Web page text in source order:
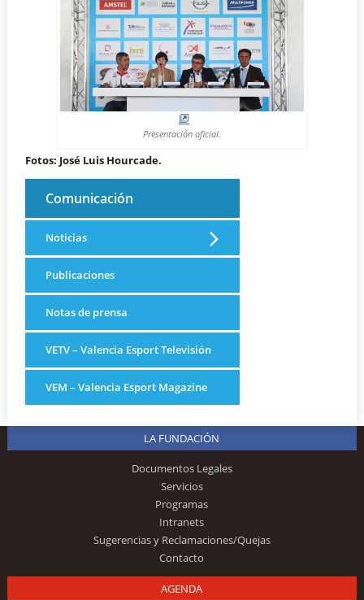
Presentación oficial.
Fotos: José Luis Hourcade.
Comunicación
Noticias
Publicaciones
Notas de prensa
VETV – Valencia Esport Televisión
VEM – Valencia Esport Magazine
LA FUNDACIÓN
Documentos Legales
Servicios
Programas
Intranets
Sugerencias y Reclamaciones/Quejas
Contacto
AGENDA